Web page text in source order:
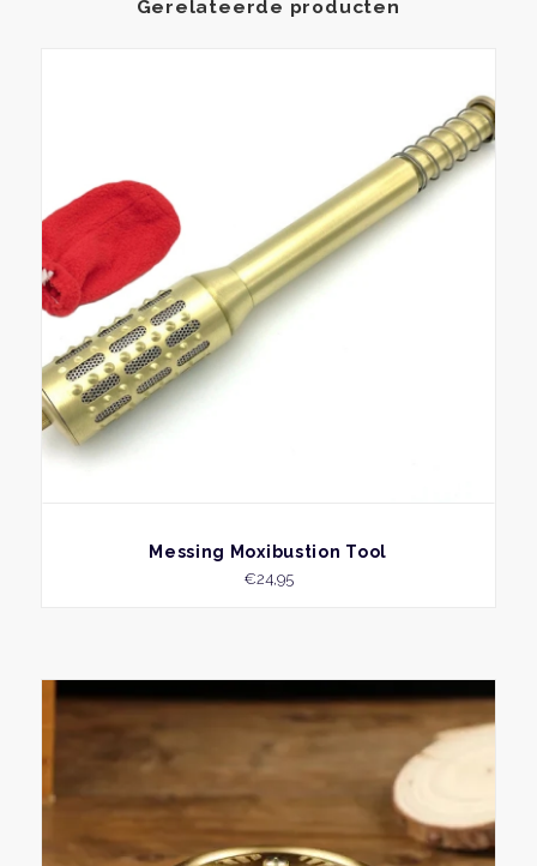
Gerelateerde producten
BEKIJKMessing Moxibustion Tool
€24,95